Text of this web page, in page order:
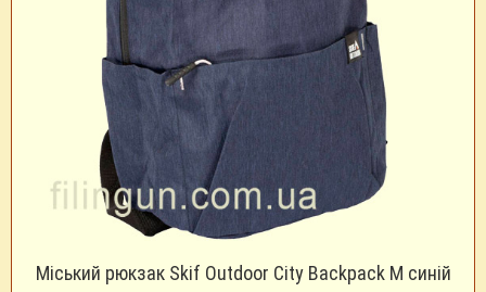
Міський рюкзак Skif Outdoor City Backpack M синій